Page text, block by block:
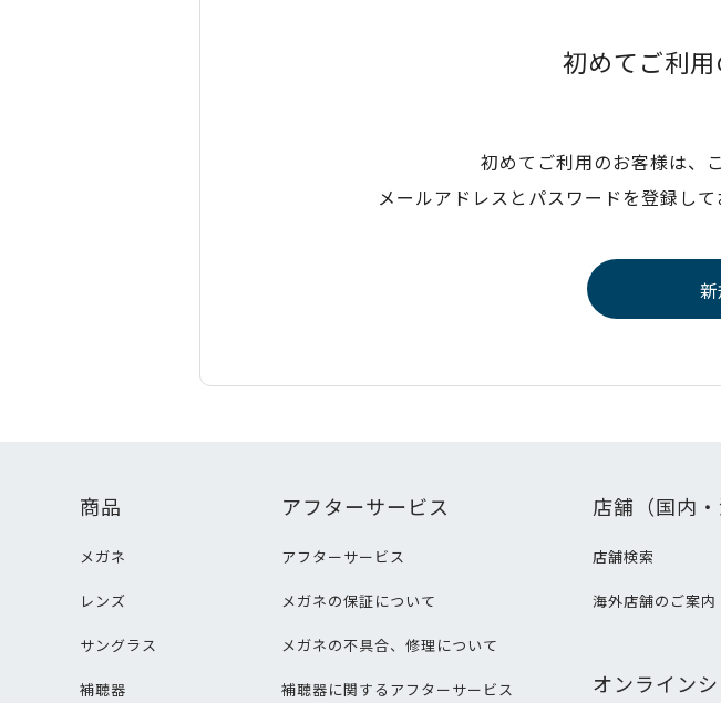
初めてご利
初めてご利用のお客様は、
メールアドレスとパスワードを登録し
商品
メガネ
レンズ
サングラス
補聴器
アフターサービス
アフターサービス
メガネの保証について
メガネの不具合、修理について
補聴器に関するアフターサービス
店舗（国内・
店舗検索
海外店舗のご案内
オンライン